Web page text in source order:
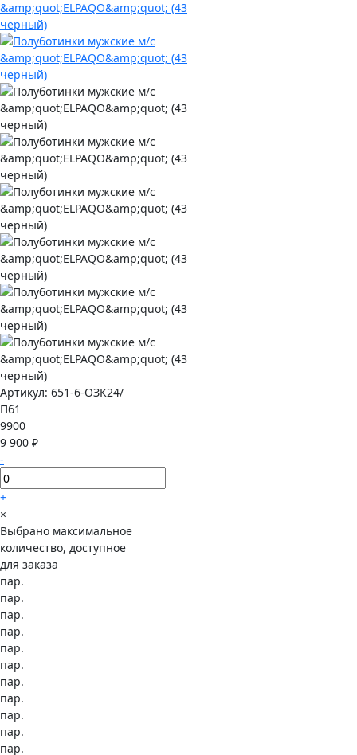
Артикул: 651-6-ОЗК24/
Пб1
9900
9 900 ₽
-
+
×
Выбрано максимальное
количество, доступное
для заказа
пар.
пар.
пар.
пар.
пар.
пар.
пар.
пар.
пар.
пар.
пар.